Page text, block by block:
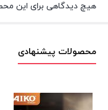
هیچ دیدگاهی برای این
محصولات پیشنهادی